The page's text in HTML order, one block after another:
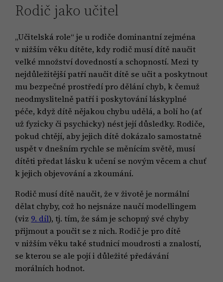
Rodič jako učitel
„Učitelská role“ je u rodiče dominantní zejména
v nižším věku dítěte, kdy rodič musí dítě naučit
velké množství dovedností a schopností. Mezi ty
nejdůležitější patří naučit dítě se učit a poskytnout
mu bezpečné prostředí pro dělání chyb, k čemuž
neodmyslitelně patří i poskytování láskyplné
péče, když dítě nějakou chybu udělá, a bolí ho (ať
už fyzicky či psychicky) nést její důsledky. Rodiče,
pokud chtějí, aby jejich dítě dokázalo samostatně
uspět v dnešním rychle se měnícím světě, musí
dítěti předat lásku k učení se novým věcem a chuť
k jejich objevování a zkoumání.
Rodič musí dítě naučit, že v životě je normální
dělat chyby, což ho nejsnáze naučí modellingem
(viz 9. díl), tj. tím, že sám je schopný své chyby
přijmout a poučit se z nich. Rodič je pro dítě
v nižším věku také studnicí moudrosti a znalostí,
se kterou se ale pojí i důležité předávání
morálních hodnot.